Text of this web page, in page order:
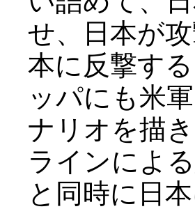
せ、日本が
本に反撃す
ッパにも米
ナリオを描
ラインによ
と同時に日